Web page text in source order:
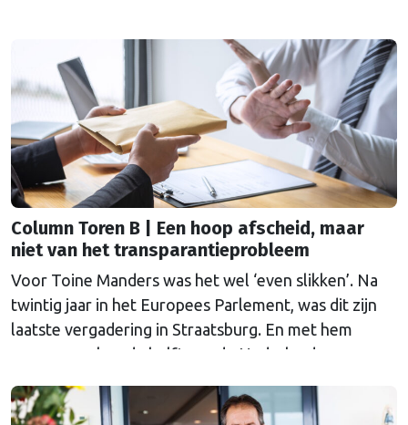
Column Toren B | Een hoop afscheid, maar
niet van het transparantieprobleem
Voor Toine Manders was het wel ‘even slikken’. Na
twintig jaar in het Europees Parlement, was dit zijn
laatste vergadering in Straatsburg. En met hem
waren er velen: de helft van de Nederlandse